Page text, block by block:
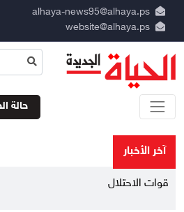
alhaya-news95@alhaya.ps
website@alhaya.ps
حالة
آخر الأخبار
قوات الاحتلال تنصب حاجزا ع